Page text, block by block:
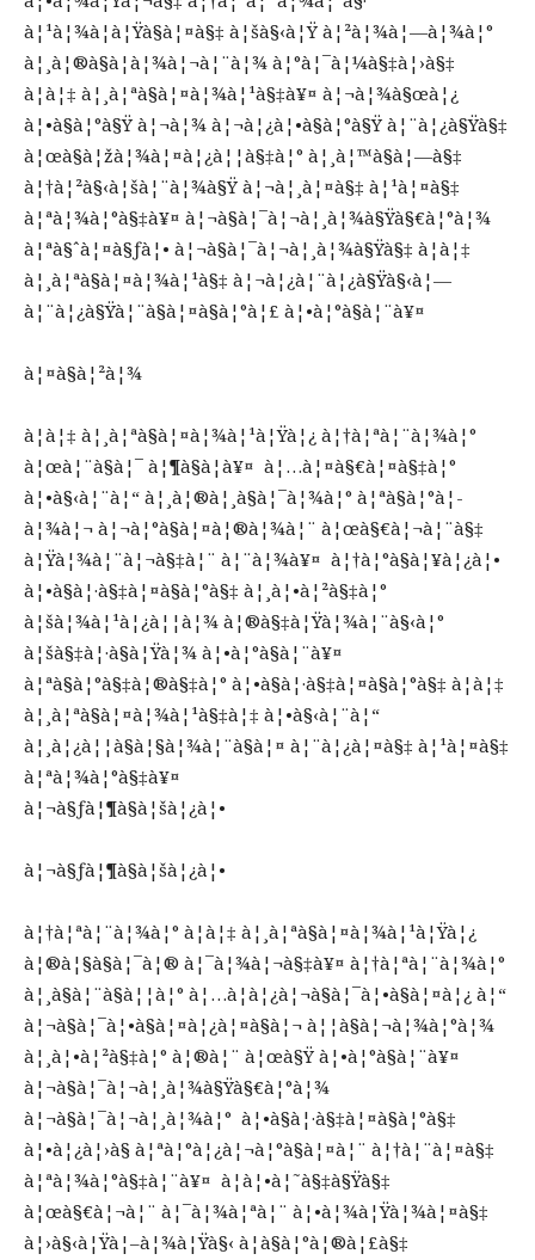
à¦¹à¦¾à¦à¦Ÿà§à¦¤à§‡ à¦šà§‹à¦Ÿ à¦²à¦¾à¦—à¦¾à¦°
à¦¸à¦®à§à¦­à¦¾à¦¬à¦¨à¦¾ à¦°à¦¯à¦¼à§‡à¦›à§‡
à¦à¦‡ à¦¸à¦ªà§à¦¤à¦¾à¦¹à§‡à¥¤ à¦¬à¦¾à§œà¦¿
à¦•à§à¦°à§Ÿ à¦¬à¦¾ à¦¬à¦¿à¦•à§à¦°à§Ÿ à¦¨à¦¿à§Ÿà§‡
à¦œà§à¦žà¦¾à¦¤à¦¿à¦¦à§‡à¦° à¦¸à¦™à§à¦—à§‡
à¦†à¦²à§‹à¦šà¦¨à¦¾à§Ÿ à¦¬à¦¸à¦¤à§‡ à¦¹à¦¤à§‡
à¦ªà¦¾à¦°à§‡à¥¤ à¦¬à§à¦¯à¦¬à¦¸à¦¾à§Ÿà§€à¦°à¦¾
à¦ªà§ˆà¦¤à§ƒà¦• à¦¬à§à¦¯à¦¬à¦¸à¦¾à§Ÿà§‡ à¦à¦‡
à¦¸à¦ªà§à¦¤à¦¾à¦¹à§‡ à¦¬à¦¿à¦¨à¦¿à§Ÿà§‹à¦—
à¦¨à¦¿à§Ÿà¦¨à§à¦¤à§à¦°à¦£ à¦•à¦°à§à¦¨à¥¤
à¦¤à§à¦²à¦¾
à¦à¦‡ à¦¸à¦ªà§à¦¤à¦¾à¦¹à¦Ÿà¦¿ à¦†à¦ªà¦¨à¦¾à¦°
à¦œà¦¨à§à¦¯ à¦¶à§à¦­à¥¤ à¦…à¦¤à§€à¦¤à§‡à¦°
à¦•à§‹à¦¨à¦“ à¦¸à¦®à¦¸à§à¦¯à¦¾à¦° à¦ªà§à¦°à¦­
à¦¾à¦¬ à¦¬à¦°à§à¦¤à¦®à¦¾à¦¨ à¦œà§€à¦¬à¦¨à§‡
à¦Ÿà¦¾à¦¨à¦¬à§‡à¦¨ à¦¨à¦¾à¥¤ à¦†à¦°à§à¦¥à¦¿à¦•
à¦•à§à¦·à§‡à¦¤à§à¦°à§‡ à¦¸à¦•à¦²à§‡à¦°
à¦šà¦¾à¦¹à¦¿à¦¦à¦¾ à¦®à§‡à¦Ÿà¦¾à¦¨à§‹à¦°
à¦šà§‡à¦·à§à¦Ÿà¦¾ à¦•à¦°à§à¦¨à¥¤
à¦ªà§à¦°à§‡à¦®à§‡à¦° à¦•à§à¦·à§‡à¦¤à§à¦°à§‡ à¦à¦‡
à¦¸à¦ªà§à¦¤à¦¾à¦¹à§‡à¦‡ à¦•à§‹à¦¨à¦“
à¦¸à¦¿à¦¦à§à¦§à¦¾à¦¨à§à¦¤ à¦¨à¦¿à¦¤à§‡ à¦¹à¦¤à§‡
à¦ªà¦¾à¦°à§‡à¥¤
à¦¬à§ƒà¦¶à§à¦šà¦¿à¦•
à¦¬à§ƒà¦¶à§à¦šà¦¿à¦•
à¦†à¦ªà¦¨à¦¾à¦° à¦à¦‡ à¦¸à¦ªà§à¦¤à¦¾à¦¹à¦Ÿà¦¿
à¦®à¦§à§à¦¯à¦® à¦¯à¦¾à¦¬à§‡à¥¤ à¦†à¦ªà¦¨à¦¾à¦°
à¦¸à§à¦¨à§à¦¦à¦° à¦…à¦­à¦¿à¦¬à§à¦¯à¦•à§à¦¤à¦¿ à¦“
à¦¬à§à¦¯à¦•à§à¦¤à¦¿à¦¤à§à¦¬ à¦¦à§à¦¬à¦¾à¦°à¦¾
à¦¸à¦•à¦²à§‡à¦° à¦®à¦¨ à¦œà§Ÿ à¦•à¦°à§à¦¨à¥¤
à¦¬à§à¦¯à¦¬à¦¸à¦¾à§Ÿà§€à¦°à¦¾
à¦¬à§à¦¯à¦¬à¦¸à¦¾à¦° à¦•à§à¦·à§‡à¦¤à§à¦°à§‡
à¦•à¦¿à¦›à§ à¦ªà¦°à¦¿à¦¬à¦°à§à¦¤à¦¨ à¦†à¦¨à¦¤à§‡
à¦ªà¦¾à¦°à§‡à¦¨à¥¤ à¦à¦•à¦˜à§‡à§Ÿà§‡
à¦œà§€à¦¬à¦¨ à¦¯à¦¾à¦ªà¦¨ à¦•à¦¾à¦Ÿà¦¾à¦¤à§‡
à¦›à§‹à¦Ÿà¦–à¦¾à¦Ÿà§‹ à¦­à§à¦°à¦®à¦£à§‡